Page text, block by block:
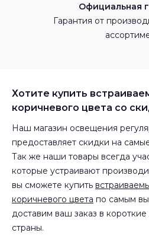
Официальная
Гарантия от
Хотите купить
коричневого цвета со
Наш магазин освещения
предоставляет скидки на
Так же наши товары всегда
которые устраивают
вы сможете купить
коричневого цвета по самым
доставим ваш заказ в
страны.